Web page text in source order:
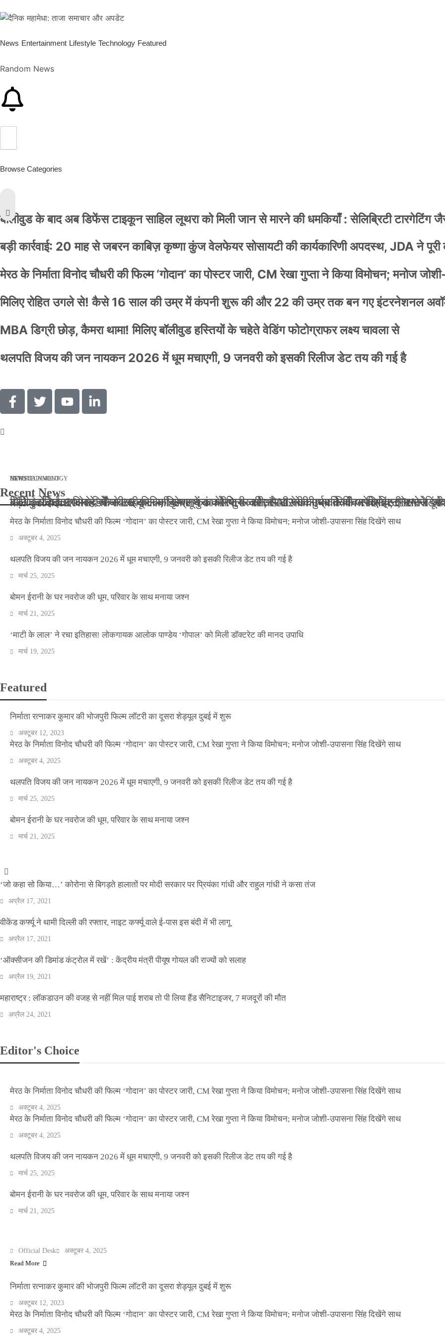
News Entertainment Lifestyle Technology Featured
Random News
Browse Categories
बॉलीवुड के बाद अब डिफेंस टाइकून साहिल लूथरा को मिली जान से मारने की धमकियाँ : सेलिब्रिटी टारगेटिंग
बड़ी कार्रवाई: 20 माह से जबरन काबिज़ कृष्णा कुंज वेलफेयर सोसायटी की कार्यकारिणी अपदस्थ, JDA ने पूरी
मेरठ के निर्माता विनोद चौधरी की फिल्म ‘गोदान’ का पोस्टर जारी, CM रेखा गुप्ता ने किया विमोचन; मनोज
मिलिए रोहित उगले से! कैसे 16 साल की उम्र में कंपनी शुरू की और 22 की उम्र तक बन गए इंटरनेशनल
MBA डिग्री छोड़, कैमरा थामा! मिलिए बॉलीवुड हस्तियों के चहेते वेडिंग फोटोग्राफर लक्ष्य चावला से
थलपति विजय की जन नायकन 2026 में धूम मचाएगी, 9 जनवरी को इसकी रिलीज डेट तय की गई है
NEWS मार्च 2, 2026
बॉलीवुड के बाद अब डिफेंस टाइकून साहिल लूथरा को मिली जान से मारने की धमकियाँ : सेलिब्रिटी
NEWS जनवरी 29, 2026
बड़ी कार्रवाई: 20 माह से जबरन काबिज़ कृष्णा कुंज वेलफेयर सोसायटी की कार्यकारिणी अपदस्थ, JDA ने
ENTERTAINMENT
मेरठ के निर्माता विनोद चौधरी की फिल्म ‘गोदान’ का पोस्टर जारी, CM रेखा गुप्ता ने किया विमोचन; मनोज
NEWSTECHNOLOGY
मिलिए रोहित उगले से! कैसे 16 साल की उम्र में कंपनी शुरू की और 22 की उम्र तक बन गए इंटरनेशनल
Recent News
मेरठ के निर्माता विनोद चौधरी की फिल्म ‘गोदान’ का पोस्टर जारी, CM रेखा गुप्ता ने किया विमोचन; मनोज जोशी-उपासना सिंह दिखेंगे साथ
अक्टूबर 4, 2025
थलपति विजय की जन नायकन 2026 में धूम मचाएगी, 9 जनवरी को इसकी रिलीज डेट तय की गई है
मार्च 25, 2025
बोमन ईरानी के घर नवरोज की धूम, परिवार के साथ मनाया जश्न
मार्च 21, 2025
‘माटी के लाल’ ने रचा इतिहास! लोकगायक आलोक पाण्डेय ‘गोपाल’ को मिली डॉक्टरेट की मानद उपाधि
मार्च 19, 2025
Featured
निर्माता रत्नाकर कुमार की भोजपुरी फिल्म लॉटरी का दूसरा शेड्यूल दुबई में शुरू
अक्टूबर 12, 2023
मेरठ के निर्माता विनोद चौधरी की फिल्म ‘गोदान’ का पोस्टर जारी, CM रेखा गुप्ता ने किया विमोचन; मनोज जोशी-उपासना सिंह दिखेंगे साथ
अक्टूबर 4, 2025
थलपति विजय की जन नायकन 2026 में धूम मचाएगी, 9 जनवरी को इसकी रिलीज डेट तय की गई है
मार्च 25, 2025
बोमन ईरानी के घर नवरोज की धूम, परिवार के साथ मनाया जश्न
मार्च 21, 2025
वीकेंड कर्फ्यू ने थामी दिल्ली की रफ्तार, नाइट कर्फ्यू वाले ई-पास इस बंदी में भी लागू
Official Desk
‘जो कहा सो किया…’ कोरोना से बिगड़ते हालातों पर मोदी सरकार पर प्रियंका गांधी और राहुल गांधी ने कसा तंज
अप्रैल 17, 2021
वीकेंड कर्फ्यू ने थामी दिल्ली की रफ्तार, नाइट कर्फ्यू वाले ई-पास इस बंदी में भी लागू
अप्रैल 17, 2021
‘ऑक्सीजन की डिमांड कंट्रोल में रखें’ : केंद्रीय मंत्री पीयूष गोयल की राज्यों को सलाह
अप्रैल 19, 2021
महाराष्ट्र : लॉकडाउन की वजह से नहीं मिल पाई शराब तो पी लिया हैंड सैनिटाइजर, 7 मजदूरों की मौत
अप्रैल 24, 2021
Editor's Choice
मेरठ के निर्माता विनोद चौधरी की फिल्म ‘गोदान’ का पोस्टर जारी, CM रेखा गुप्ता ने किया विमोचन; मनोज जोशी-उपासना सिंह दिखेंगे साथ
अक्टूबर 4, 2025
मेरठ के निर्माता विनोद चौधरी की फिल्म ‘गोदान’ का पोस्टर जारी, CM रेखा गुप्ता ने किया विमोचन; मनोज जोशी-उपासना सिंह दिखेंगे साथ
अक्टूबर 4, 2025
थलपति विजय की जन नायकन 2026 में धूम मचाएगी, 9 जनवरी को इसकी रिलीज डेट तय की गई है
मार्च 25, 2025
बोमन ईरानी के घर नवरोज की धूम, परिवार के साथ मनाया जश्न
मार्च 21, 2025
NEWS
बॉलीवुड के बाद अब डिफेंस टाइकून साहिल लूथरा को मिली जान से मारने की
धमकियाँ : सेलिब्रिटी टारगेटिंग जैसा हूबहू पैटर्न का खुलासा
Official Desk
Official Desk
अक्टूबर 4, 2025
Read More
निर्माता रत्नाकर कुमार की भोजपुरी फिल्म लॉटरी का दूसरा शेड्यूल दुबई में शुरू
अक्टूबर 12, 2023
मेरठ के निर्माता विनोद चौधरी की फिल्म ‘गोदान’ का पोस्टर जारी, CM रेखा गुप्ता ने किया विमोचन; मनोज जोशी-उपासना सिंह दिखेंगे साथ
अक्टूबर 4, 2025